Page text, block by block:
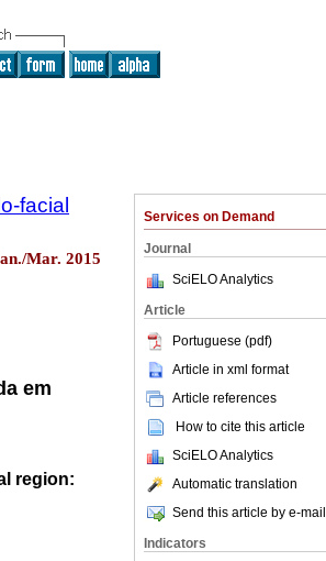
Services on Demand
Journal
SciELO Analytics
Article
Portuguese (pdf)
Article in xml format
Article references
How to cite this article
SciELO Analytics
Automatic translation
Send this article by e-mail
Indicators
facial
Mar. 2015
em
region: